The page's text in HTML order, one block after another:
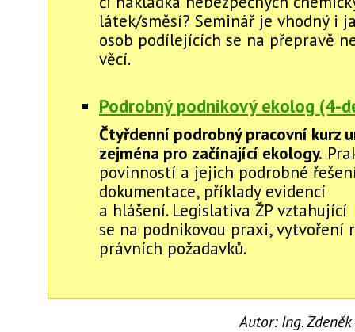
látek/směsí? Seminář je vhodný i
osob podílejících se na přepravě
věcí.
Podrobný podnikový ekolog (4-
Čtyřdenní podrobný pracovní kurz
zejména pro začínající ekology.
povinností a jejich podrobné
dokumentace, příklady evidencí
a hlášení. Legislativa ŽP vztahující
se na podnikovou praxi, vytvoření
právních požadavků.
Autor: Ing.